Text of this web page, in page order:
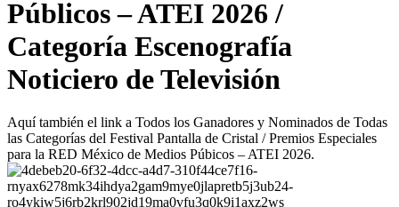
Públicos – ATEI 2026 /
Categoría Escenografía
Noticiero de Televisión
Aquí también el link a Todos los Ganadores y Nominados de Todas
las Categorías del Festival Pantalla de Cristal / Premios Especiales
para la RED México de Medios Púbicos – ATEI 2026.